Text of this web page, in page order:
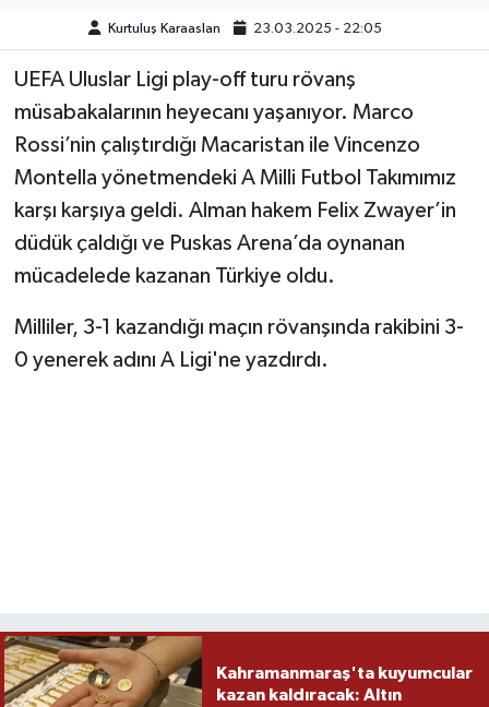
Kurtuluş Karaaslan 23.03.2025 - 22:05
UEFA Uluslar Ligi play-off turu rövanş
müsabakalarının heyecanı yaşanıyor. Marco
Rossi’nin çalıştırdığı Macaristan ile Vincenzo
Montella yönetmendeki A Milli Futbol Takımımız
karşı karşıya geldi. Alman hakem Felix Zwayer’in
düdük çaldığı ve Puskas Arena’da oynanan
mücadelede kazanan Türkiye oldu.
Milliler, 3-1 kazandığı maçın rövanşında rakibini 3-
0 yenerek adını A Ligi'ne yazdırdı.
Kahramanmaraş'ta kuyumcular
kazan kaldıracak: Altın
POPÜLER
DÜNYA
TREND
OTOMOTİV
YAŞAM